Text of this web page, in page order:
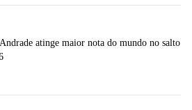
atinge maior nota do mundo no salto